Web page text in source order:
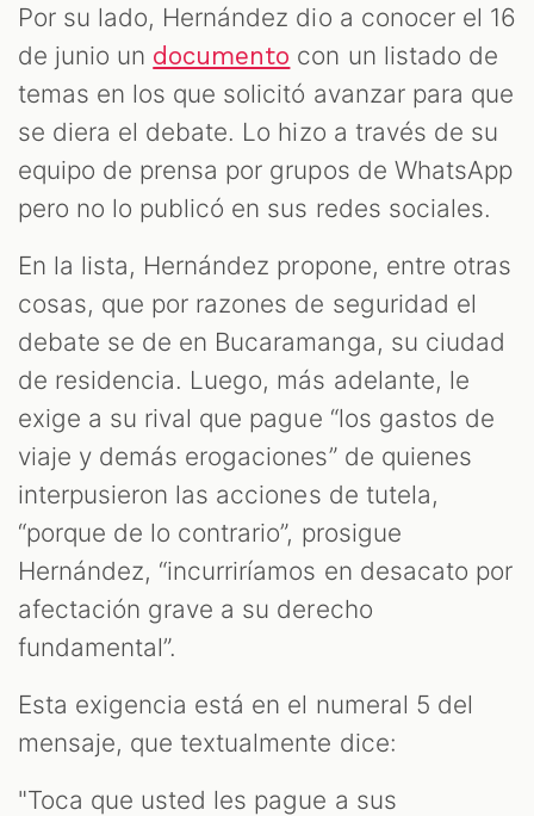
Por su lado, Hernández dio a conocer el 16
de junio un documento con un listado de
temas en los que solicitó avanzar para que
se diera el debate. Lo hizo a través de su
equipo de prensa por grupos de WhatsApp
pero no lo publicó en sus redes sociales.
En la lista, Hernández propone, entre otras
cosas, que por razones de seguridad el
debate se de en Bucaramanga, su ciudad
de residencia. Luego, más adelante, le
exige a su rival que pague “los gastos de
viaje y demás erogaciones” de quienes
interpusieron las acciones de tutela,
“porque de lo contrario”, prosigue
Hernández, “incurriríamos en desacato por
afectación grave a su derecho
fundamental”.
Esta exigencia está en el numeral 5 del
mensaje, que textualmente dice:
"Toca que usted les pague a sus